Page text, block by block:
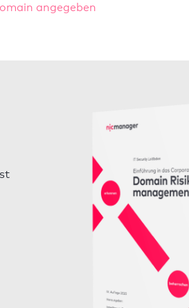
angegeben